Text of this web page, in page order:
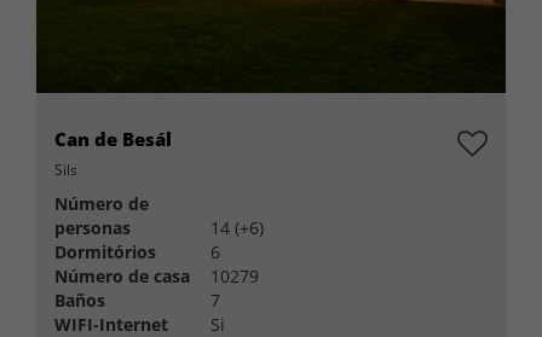
Can de Besál
Sils
Número de
personas
14 (+6)
Dormitórios
6
Número de casa
10279
Baños
7
WIFI-Internet
Si